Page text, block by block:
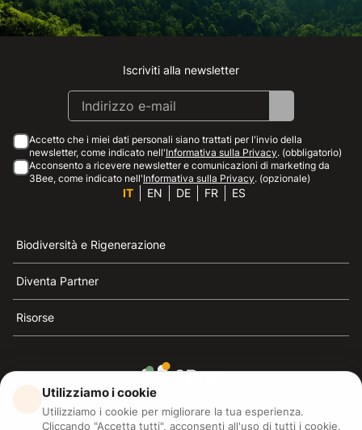
Instagram
Facebook
Linkedin
Youtube
Iscriviti alla newsletter
Accetto che i miei dati personali siano trattati per l'invio della
newsletter, come indicato nell'Informativa sulla Privacy. (obbligatorio)
Acconsento a ricevere newsletter e comunicazioni di marketing da
3Bee, come indicato nell'Informativa sulla Privacy. (opzionale)
IT EN DE FR ES
Biodiversità e Rigenerazione
Diventa Partner
Risorse
3Bee è il riferimento della sostenibilità, la difesa delle
api e della biodiversità
Utilizziamo i cookie
Utilizziamo i cookie per migliorare la tua esperienza.
Cliccando "Accetta tutti", acconsenti all'uso di tutti i cookie.